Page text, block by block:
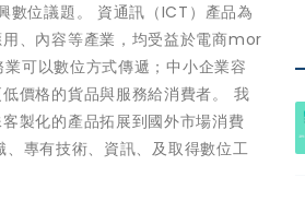
數位議題。 資通訊（ICT）產品為
、內容等產業，均受益於電商mor
可以數位方式傳遞；中小企業容
價格的貨品與服務給消費者。 我
製化的產品拓展到國外市場消費
專有技術、資訊、及取得數位工